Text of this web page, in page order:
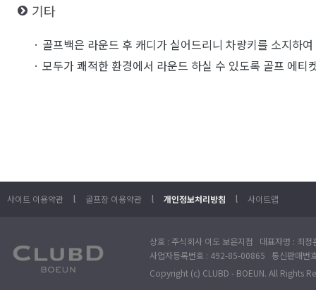
기타
· 골프백은 라운드 후 캐디가 실어드리니 차량키를 소지하
· 모두가 쾌적한 환경에서 라운드 하실 수 있도록 골프 에티
사이트 이용약관 l 골프장 이용약관 l 개인정보처리방침 l 사이트맵
상호 : 주식회사 이도 보은지점 대표자명 : 최
사업자등록번호 : 492-85-00865 통신판매
Copyright (c) CLUBD - BOEUN. All Rights